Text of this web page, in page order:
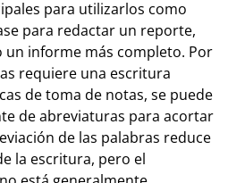
para utilizarlos como
para redactar un reporte,
informe más completo. Por
requiere una escritura
de toma de notas, se puede
de abreviaturas para acortar
de las palabras reduce
la escritura, pero el